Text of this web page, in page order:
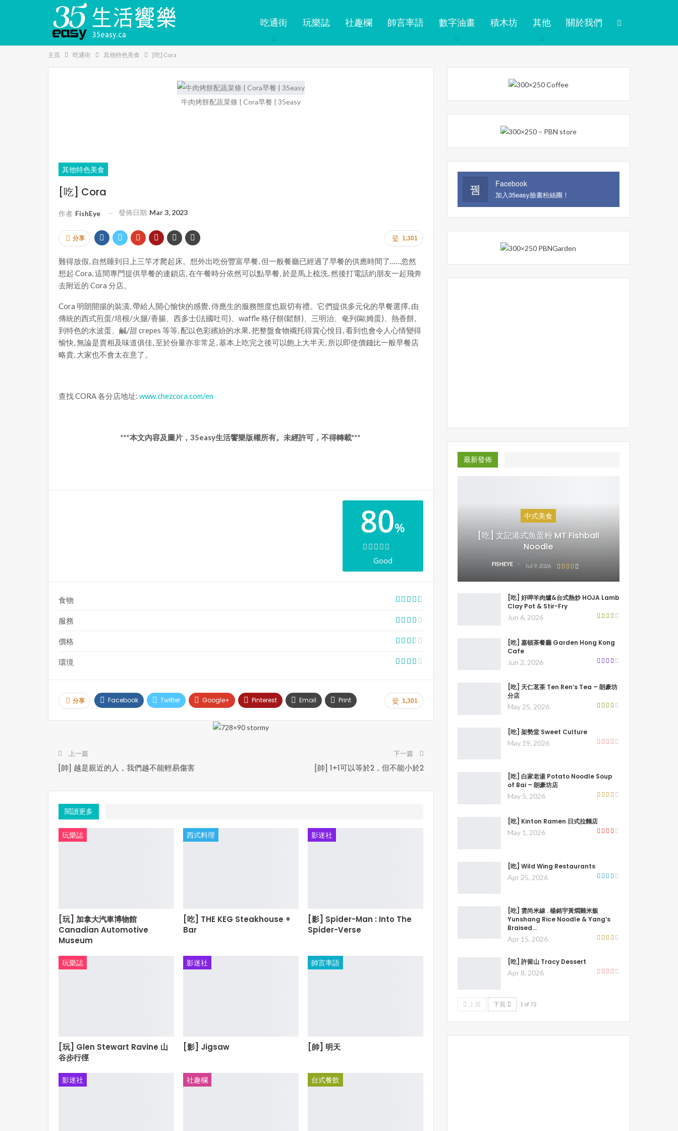
吃通街 玩樂誌 社趣欄 帥言率語 數字油畫 積木坊 其他 關於我們
主頁 吃通街 其他特色美食 [吃] Cora
牛肉烤餅配蔬菜條 | Cora早餐 | 35easy
其他特色美食
[吃] Cora
作者 FishEye 發佈日期 Mar 3, 2023
1,301
分享
難得放假, 自然睡到日上三竿才爬起床。想外出吃份豐富早餐, 但一般餐廳已經過了早餐的供應時間了……忽然
想起 Cora, 這間專門提供早餐的連鎖店, 在午餐時分依然可以點早餐, 於是馬上梳洗, 然後打電話約朋友一起飛奔
去附近的 Cora 分店。
Cora 明朗開揚的裝潢, 帶給人開心愉快的感覺, 侍應生的服務態度也親切有禮。它們提供多元化的早餐選擇, 由
傳統的西式煎蛋/培根/火腿/香腸、西多士(法國吐司)、waffle 格仔餅(鬆餅)、三明治、奄列(歐姆蛋)、熱香餅,
到特色的水波蛋、鹹/甜 crepes 等等, 配以色彩繽紛的水果, 把整盤食物襯托得賞心悅目, 看到也會令人心情變得
愉快, 無論是賣相及味道俱佳, 至於份量亦非常足, 基本上吃完之後可以飽上大半天, 所以即使價錢比一般早餐店
略貴, 大家也不會太在意了。
查找 CORA 各分店地址: www.chezcora.com/en
***本文內容及圖片，35easy生活饗樂版權所有。未經許可，不得轉載***
80%
Good
食物
服務
價格
環境
1,301
分享 Facebook Twitter Google+ Pinterest Email Print
上一篇
[帥] 越是親近的人，我們越不能輕易傷害
下一篇
[帥] 1+1可以等於2，但不能小於2
閱讀更多
玩樂誌
[玩] 加拿大汽車博物館
Canadian Automotive
Museum
西式料理
[吃] THE KEG Steakhouse +
Bar
影迷社
[影] Spider-Man : Into The
Spider-Verse
玩樂誌
[玩] Glen Stewart Ravine 山
谷步行徑
影迷社
[影] Jigsaw
帥言率語
[帥] 明天
影迷社 社趣欄 台式餐飲
Facebook
加入35easy臉書粉絲團！
最新發佈
中式美食
[吃] 文記港式魚蛋粉 MT Fishball
Noodle
FISHEYE Jul 9, 2026
[吃] 好呷羊肉爐&台式熱炒 HOJA Lamb
Clay Pot & Stir-Fry
Jun 6, 2026
[吃] 嘉頓茶餐廳 Garden Hong Kong
Cafe
Jun 2, 2026
[吃] 天仁茗茶 Ten Ren’s Tea – 朗豪坊
分店
May 25, 2026
[吃] 架勢堂 Sweet Culture
May 19, 2026
[吃] 白家老湯 Potato Noodle Soup
of Bai – 朗豪坊店
May 5, 2026
[吃] Kinton Ramen 日式拉麵店
May 1, 2026
[吃] Wild Wing Restaurants
Apr 25, 2026
[吃] 雲尚米線 . 楊銘宇黃燜雞米飯
Yunshang Rice Noodle & Yang’s
Braised…
Apr 15, 2026
[吃] 許留山 Tracy Dessert
Apr 8, 2026
上頁 下頁 1 of 72